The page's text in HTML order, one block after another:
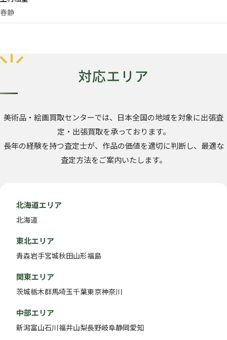
春静
対応エリア
美術品・絵画買取センターでは、日本全国の地域を対象に出張査
定・出張買取を承っております。
長年の経験を持つ査定士が、作品の価値を適切に判断し、最適な
査定方法をご案内いたします。
北海道エリア
北海道
東北エリア
青森岩手宮城秋田山形福島
関東エリア
茨城栃木群馬埼玉千葉東京神奈川
中部エリア
新潟富山石川福井山梨長野岐阜静岡愛知